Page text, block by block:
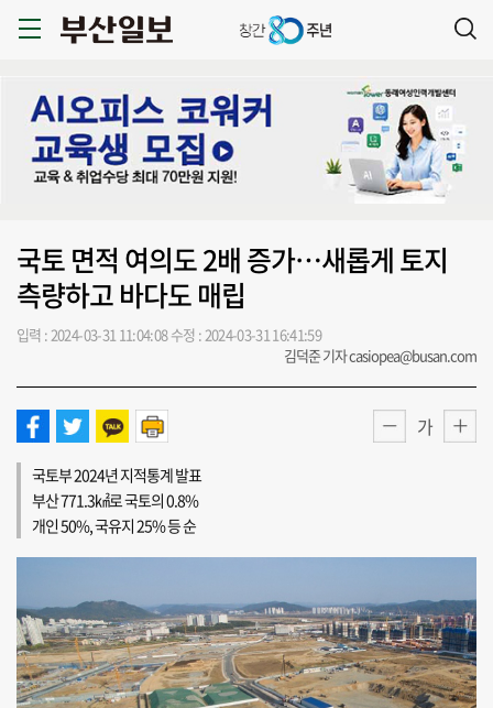
국토 면적 여의도 2배 증가…새롭게 토지
측량하고 바다도 매립
입력 : 2024-03-31 11:04:08수정 : 2024-03-31 16:41:59
김덕준 기자 casiopea@busan.com
가
국토부 2024년 지적통계 발표
부산 771.3㎢로 국토의 0.8%
개인 50%, 국유지 25% 등 순